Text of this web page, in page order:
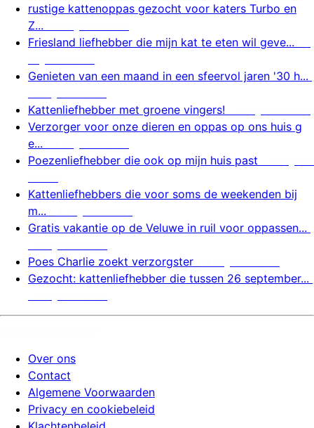
rustige kattenoppas gezocht voor katers Turbo en
Z...
Friesland liefhebber die mijn kat te eten wil geve...
Genieten van een maand in een sfeervol jaren '30 h...
Kattenliefhebber met groene vingers!
Verzorger voor onze dieren en oppas op ons huis g
e...
Poezenliefhebber die ook op mijn huis past
Kattenliefhebbers die voor soms de weekenden bij
m...
Gratis vakantie op de Veluwe in ruil voor oppassen...
Poes Charlie zoekt verzorgster
Gezocht: kattenliefhebber die tussen 26 september...
Over ons
Contact
Algemene Voorwaarden
Privacy en cookiebeleid